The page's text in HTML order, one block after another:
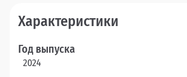
Характеристики
Год выпуска
2024